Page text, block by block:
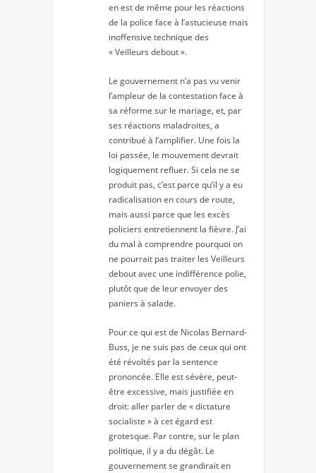
en est de même pour les réactions
de la police face à l’astucieuse mais
inoffensive technique des
« Veilleurs debout ».
Le gouvernement n’a pas vu venir
l’ampleur de la contestation face à
sa réforme sur le mariage, et, par
ses réactions maladroites, a
contribué à l’amplifier. Une fois la
loi passée, le mouvement devrait
logiquement refluer. Si cela ne se
produit pas, c’est parce qu’il y a eu
radicalisation en cours de route,
mais aussi parce que les excès
policiers entretiennent la fièvre. J’ai
du mal à comprendre pourquoi on
ne pourrait pas traiter les Veilleurs
debout avec une indifférence polie,
plutôt que de leur envoyer des
paniers à salade.
Pour ce qui est de Nicolas Bernard-
Buss, je ne suis pas de ceux qui ont
été révoltés par la sentence
prononcée. Elle est sévère, peut-
être excessive, mais justifiée en
droit: aller parler de « dictature
socialiste » à cet égard est
grotesque. Par contre, sur le plan
politique, il y a du dégât. Le
gouvernement se grandirait en